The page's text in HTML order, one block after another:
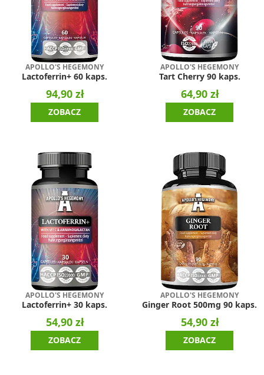
APOLLO'S HEGEMONY
Lactoferrin+ 60 kaps.
94,90 zł
ZOBACZ
APOLLO'S HEGEMONY
Tart Cherry 90 kaps.
64,90 zł
ZOBACZ
APOLLO'S HEGEMONY
Lactoferrin+ 30 kaps.
54,90 zł
ZOBACZ
APOLLO'S HEGEMONY
Ginger Root 500mg 90 kaps.
54,90 zł
ZOBACZ